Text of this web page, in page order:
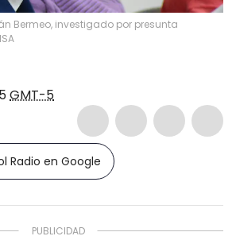
Bermeo, investigado por presunta
GMT-5
Radio en Google